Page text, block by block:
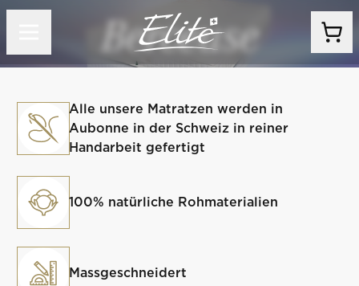
Berceuse
Alle unsere Matratzen werden in
Aubonne in der Schweiz in reiner
Handarbeit gefertigt
100% natürliche Rohmaterialien
Massgeschneidert